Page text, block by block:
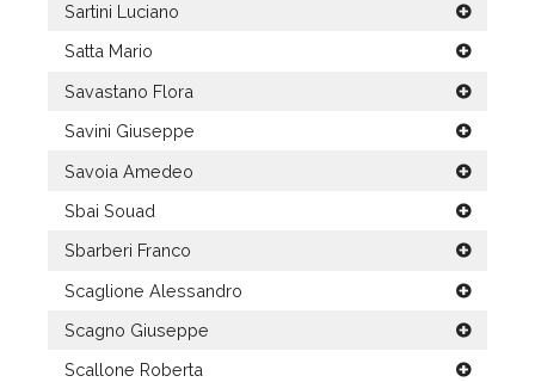
Sartini Luciano
Satta Mario
Savastano Flora
Savini Giuseppe
Savoia Amedeo
Sbai Souad
Sbarberi Franco
Scaglione Alessandro
Scagno Giuseppe
Scallone Roberta